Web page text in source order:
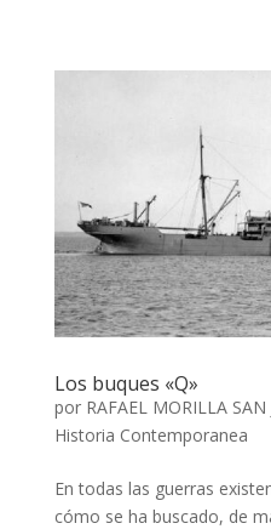
Los buques «Q»
por RAFAEL MORILLA SAN
Historia Contemporanea
En todas las guerras
cómo se ha buscado, de